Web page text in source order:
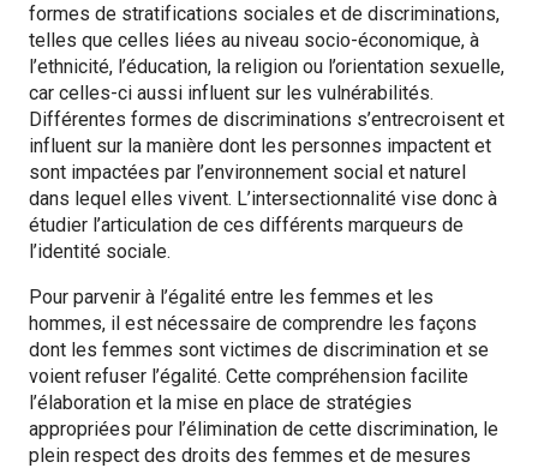
formes de stratifications sociales et de discriminations,
telles que celles liées au niveau socio-économique, à
l’ethnicité, l’éducation, la religion ou l’orientation sexuelle,
car celles-ci aussi influent sur les vulnérabilités.
Différentes formes de discriminations s’entrecroisent et
influent sur la manière dont les personnes impactent et
sont impactées par l’environnement social et naturel
dans lequel elles vivent. L’intersectionnalité vise donc à
étudier l’articulation de ces différents marqueurs de
l’identité sociale.
Pour parvenir à l’égalité entre les femmes et les
hommes, il est nécessaire de comprendre les façons
dont les femmes sont victimes de discrimination et se
voient refuser l’égalité. Cette compréhension facilite
l’élaboration et la mise en place de stratégies
appropriées pour l’élimination de cette discrimination, le
plein respect des droits des femmes et de mesures